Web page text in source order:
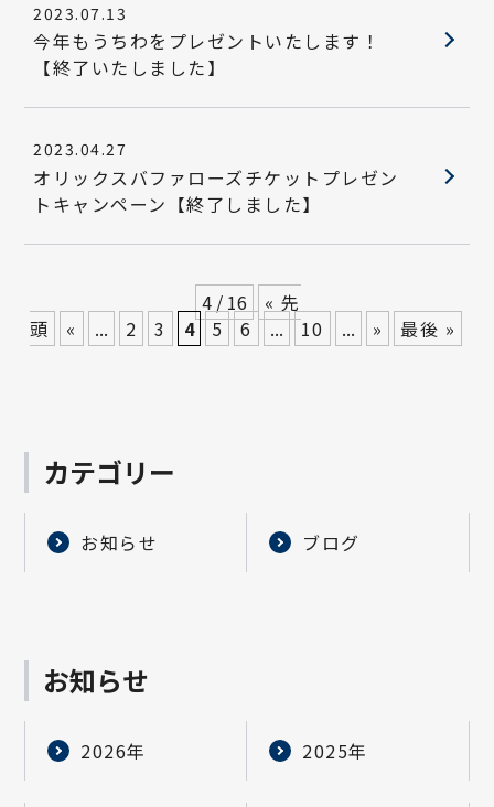
2023.07.13
今年もうちわをプレゼントいたします！
【終了いたしました】
2023.04.27
オリックスバファローズチケットプレゼン
トキャンペーン【終了しました】
4 / 16
« 先
頭
« ... 2 3 4 5 6 ... 10 ... » 最後 »
カテゴリー
お知らせ ブログ
お知らせ
2026年 2025年